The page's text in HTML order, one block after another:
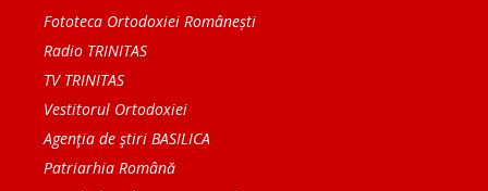
Fototeca Ortodoxiei Românești
Radio TRINITAS
TV TRINITAS
Vestitorul Ortodoxiei
Agenţia de ştiri BASILICA
Patriarhia Română